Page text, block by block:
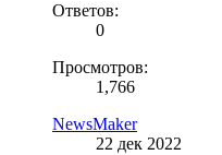
Ответов:
0
Просмотров:
1,766
NewsMaker
22 дек 2022